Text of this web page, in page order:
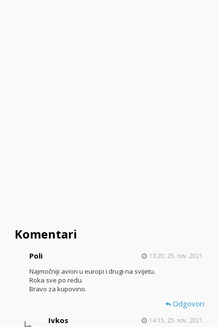
Komentari
Poli 13:20, 25. nov. 2021.
Najmočniji avion u europi i drugi na svijetu.
Roka sve po redu.
Bravo za kupovino.
Odgovori
Ivkos
14:15, 25. nov. 2021.